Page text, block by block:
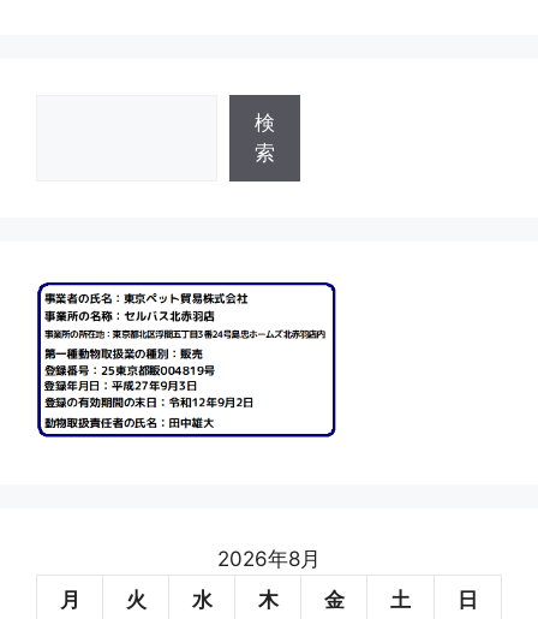
検
索
2026年8月
月
火 水 木 金 土 日